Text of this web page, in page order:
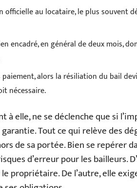
officielle au locataire, le plus souvent
encadré, en général de deux mois,
paiement, alors la résiliation du bail
nécessaire.
à elle, ne se déclenche que si
Tout ce qui relève des
de sa portée. Bien se repérer
d’erreur pour les bailleurs.
propriétaire. De l’autre, elle